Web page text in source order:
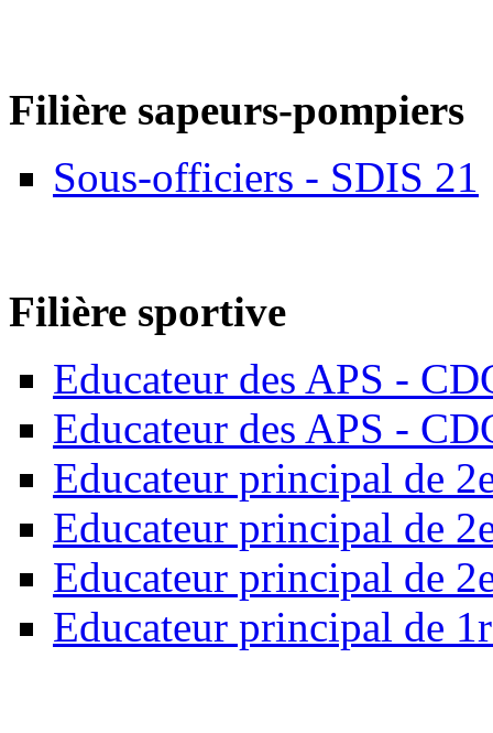
Filière sapeurs-pompiers
Sous-officiers - SDIS 21
Filière sportive
Educateur des APS -
Educateur des APS -
Educateur principal de
Educateur principal de
Educateur principal de
Educateur principal de